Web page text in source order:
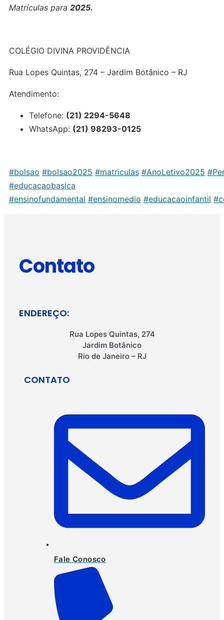
Matrículas para 2025.
COLÉGIO DIVINA PROVIDÊNCIA
Rua Lopes Quintas, 274 – Jardim Botânico – RJ
Atendimento:
Telefone: (21) 2294-5648
WhatsApp: (21) 98293-0125
#bolsao #bolsao2025 #matriculas #AnoLetivo2025
#educacaobasica
#ensinofundamental #ensinomedio #educacaoinfantil
Contato
ENDEREÇO:
Rua Lopes Quintas, 274
Jardim Botânico
Rio de Janeiro – RJ
CONTATO
Fale Conosco